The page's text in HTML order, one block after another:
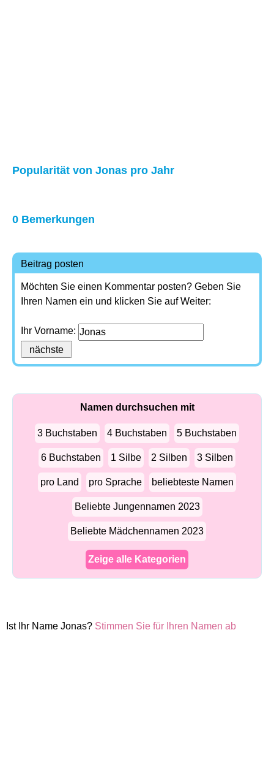
Popularität von Jonas pro Jahr
0 Bemerkungen
Beitrag posten
Möchten Sie einen Kommentar posten? Geben Sie
Ihren Namen ein und klicken Sie auf Weiter:
Ihr Vorname:
Namen durchsuchen mit
3 Buchstaben 4 Buchstaben 5 Buchstaben
6 Buchstaben 1 Silbe 2 Silben 3 Silben
pro Land pro Sprache beliebteste Namen
Beliebte Jungennamen 2023
Beliebte Mädchennamen 2023
Zeige alle Kategorien
Ist Ihr Name Jonas? Stimmen Sie für Ihren Namen ab